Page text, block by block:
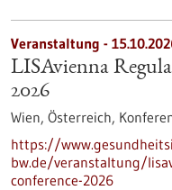
Veranstaltung -
LISAvienna
2026
Wien, Österreich,
https://
bw.de/veranstaltung/
conference-2026